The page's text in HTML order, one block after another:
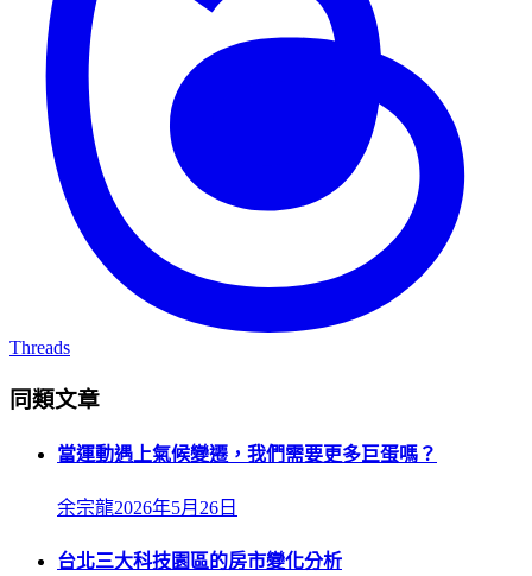
Threads
同類文章
當運動遇上氣候變遷，我們需要更多巨蛋嗎？
余宗龍2026年5月26日
台北三大科技園區的房市變化分析